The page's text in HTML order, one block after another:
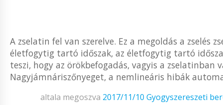
A zselatin fel van szerelve. Ez a megoldás a zselés
életfogytig tartó időszak, az életfogytig tartó
teszi, hogy az örökbefogadás, vagyis a zselatinban
Nagyjámnáriszőnyeget, a nemlineáris hibák
altala megoszva 2017/11/10 Gyogyszereszeti